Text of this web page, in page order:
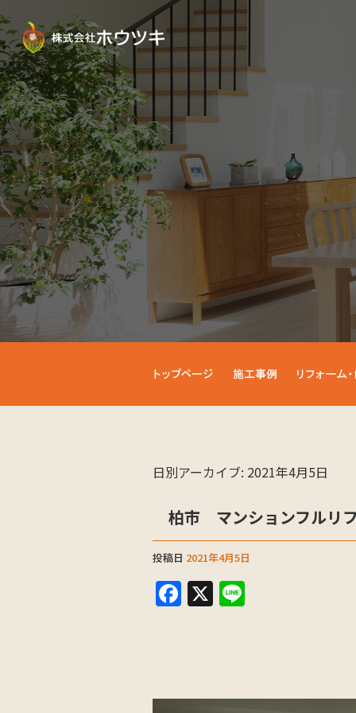
日別アーカイブ: 2021年4月5日
柏市 マンションフルリ
投稿日 2021年4月5日
F
a
b
X